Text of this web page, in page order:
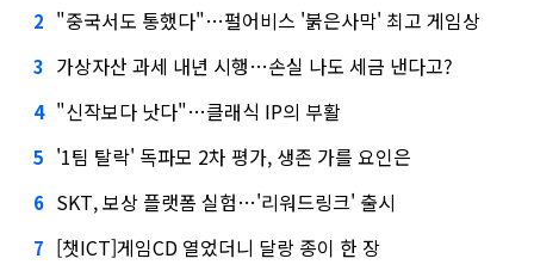
2 "중국서도 통했다"…펄어비스 '붉은사막' 최고 게임상
3 가상자산 과세 내년 시행…손실 나도 세금 낸다고?
4 "신작보다 낫다"…클래식 IP의 부활
5 '1팀 탈락' 독파모 2차 평가, 생존 가를 요인은
6 SKT, 보상 플랫폼 실험…'리워드링크' 출시
7 [챗ICT]게임CD 열었더니 달랑 종이 한 장